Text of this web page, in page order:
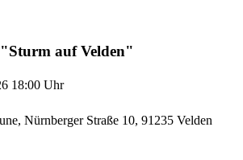
auf Velden"
18:00 Uhr
Nürnberger Straße 10, 91235 Velden